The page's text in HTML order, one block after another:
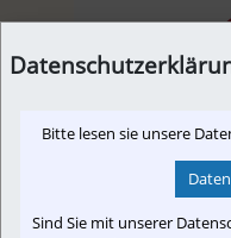
Club SKGLB im
Bitte lesen sie unsere
Sind Sie mit unserer